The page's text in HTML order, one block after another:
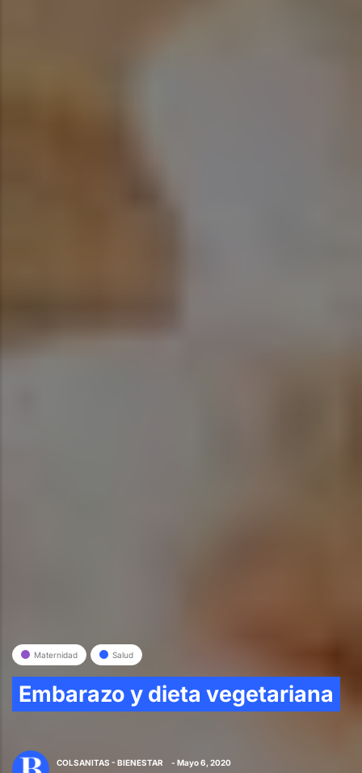
Maternidad Salud
Embarazo y dieta vegetariana
COLSANITAS - BIENESTAR - Mayo 6, 2020